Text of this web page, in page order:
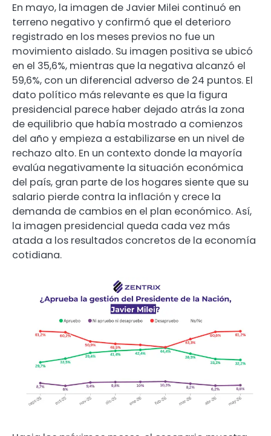
En mayo, la imagen de Javier Milei continuó en
terreno negativo y confirmó que el deterioro
registrado en los meses previos no fue un
movimiento aislado. Su imagen positiva se ubicó
en el 35,6%, mientras que la negativa alcanzó el
59,6%, con un diferencial adverso de 24 puntos. El
dato político más relevante es que la figura
presidencial parece haber dejado atrás la zona
de equilibrio que había mostrado a comienzos
del año y empieza a estabilizarse en un nivel de
rechazo alto. En un contexto donde la mayoría
evalúa negativamente la situación económica
del país, gran parte de los hogares siente que su
salario pierde contra la inflación y crece la
demanda de cambios en el plan económico. Así,
la imagen presidencial queda cada vez más
atada a los resultados concretos de la economía
cotidiana.